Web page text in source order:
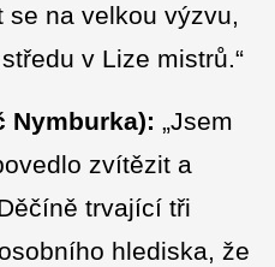
na velkou výzvu,
v Lize mistrů.“
Nymburka): „Jsem
zvítězit a
trvající tři
hlediska, že